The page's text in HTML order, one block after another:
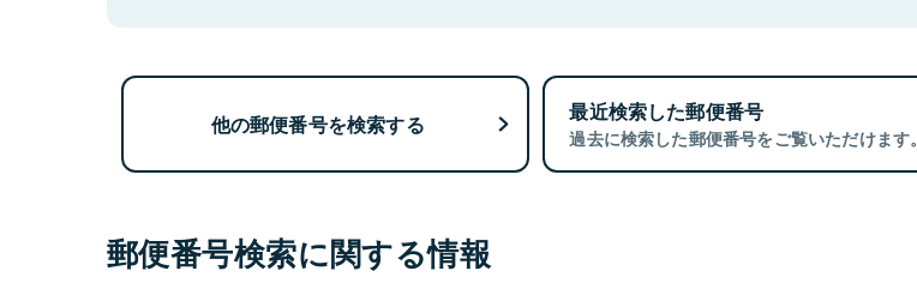
他の郵便番号を検索する 最近検索した郵便番号
過去に検索した郵便番号をご覧いただけます。
郵便番号検索に関する情報